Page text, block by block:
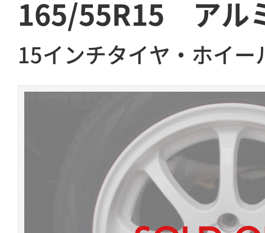
165/55R15 アル
15インチタイヤ・ホイー